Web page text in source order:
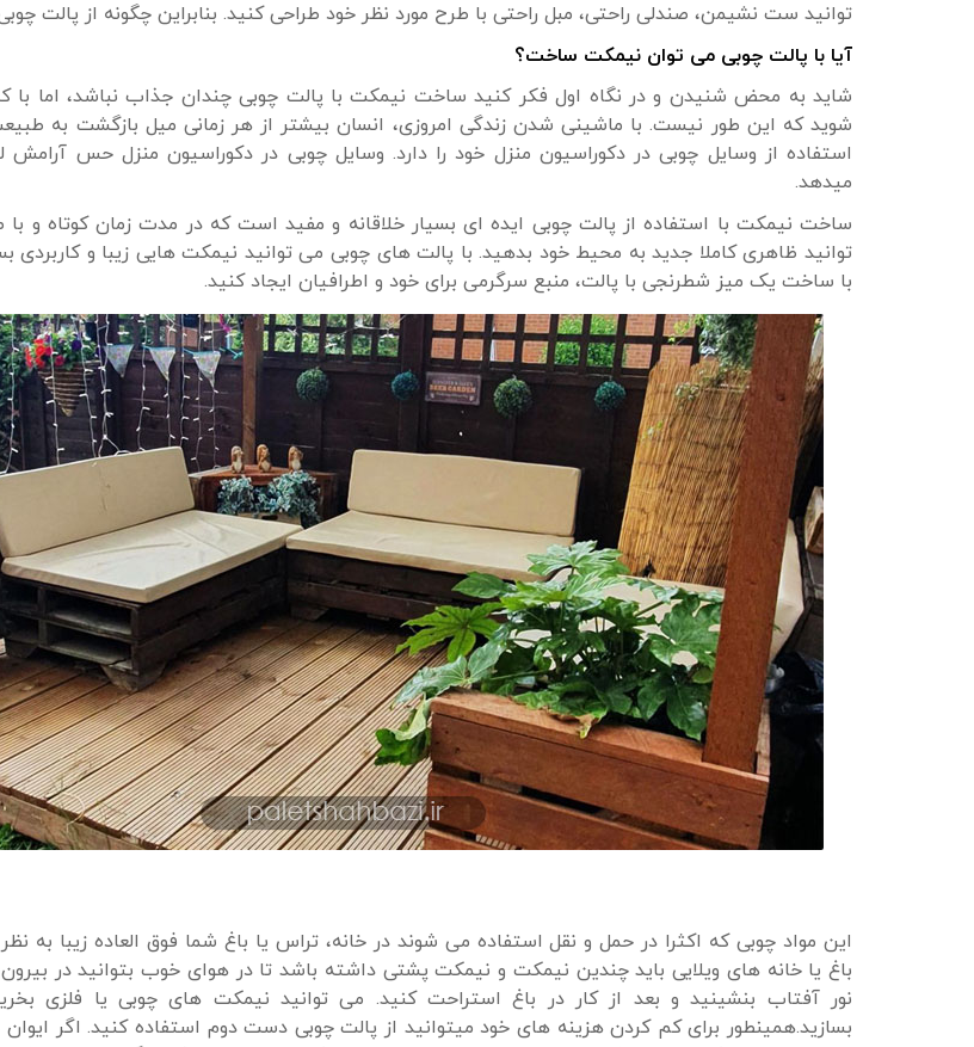
توانید ست نشیمن، صندلی راحتی، مبل راحتی با طرح مورد نظر خود طراحی کنید. بنابراین چگونه از پالت
آیا با پالت چوبی می توان نیمکت ساخت؟
شاید به محض شنیدن و در نگاه اول فکر کنید ساخت نیمکت با پالت چوبی چندان جذاب نباشد، اما با
شوید که این طور نیست. با ماشینی شدن زندگی امروزی، انسان بیشتر از هر زمانی میل بازگشت به
استفاده از وسایل چوبی در دکوراسیون منزل خود را دارد. وسایل چوبی در دکوراسیون منزل حس
میدهد.
ساخت نیمکت با استفاده از پالت چوبی ایده ای بسیار خلاقانه و مفید است که در مدت زمان کوتاه و
توانید ظاهری کاملا جدید به محیط خود بدهید. با پالت های چوبی می توانید نیمکت هایی زیبا و کاربردی
با ساخت یک میز شطرنجی با پالت، منبع سرگرمی برای خود و اطرافیان ایجاد کنید.
این مواد چوبی که اکثرا در حمل و نقل استفاده می شوند در خانه، تراس یا باغ شما فوق العاده زیبا به
باغ یا خانه های ویلایی باید چندین نیمکت و نیمکت پشتی داشته باشد تا در هوای خوب بتوانید در
نور آفتاب بنشینید و بعد از کار در باغ استراحت کنید. می توانید نیمکت های چوبی یا فلزی
بسازید.همینطور برای کم کردن هزینه های خود میتوانید از پالت چوبی دست دوم استفاده کنید. اگر ایوان